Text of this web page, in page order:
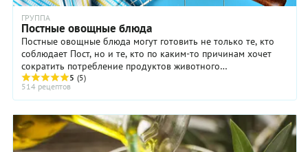
ГРУППА
Постные овощные блюда
Постные овощные блюда могут готовить не только те, кто
соблюдает Пост, но и те, кто по каким-то причинам хочет
сократить потребление продуктов животного
происхождения. Постные овощные блюда - это ...
5 (5)
514 рецептов